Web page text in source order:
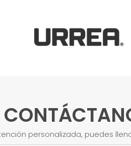
personalizada, puedes